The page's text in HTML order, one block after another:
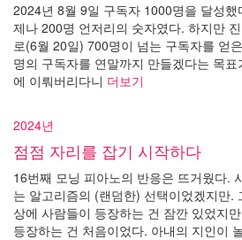
2024년 8월 9일 구독자 1000명을 달성
제나 200명 언저리의 숫자였다. 하지만
로(6월 20일) 700명이 넘는 구독자를 얻
명의 구독자를 연말까지 만들겠다는 목
에 이뤄버리다니 더보기
2024년
점점 자리를 잡기 시작하다
16번째 모닝 피아노의 반응은 뜨거웠다.
는 알고리즘의 (랜덤한) 선택이었겠지만.
상에 사람들이 등장하는 건 잠깐 있었지
등장하는 건 처음이었다. 아내의 지인이